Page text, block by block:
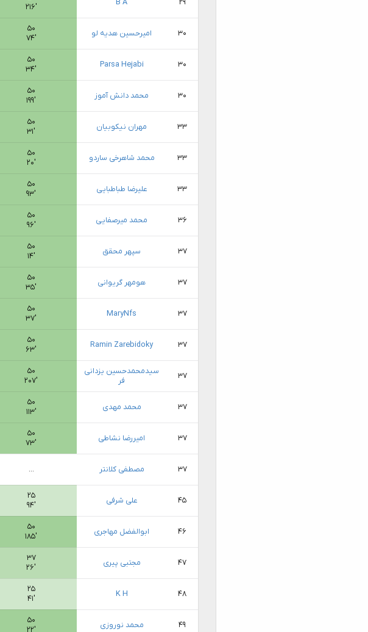
۲۹ B A
۲۱۶′
۳۰ امیرحسین هدیه لو
۵۰
۷۴′
۳۰ Parsa Hejabi
۵۰
۳۴′
۳۰ محمد دانش آموز
۵۰
۱۹۹′
۳۳ مهران نیکوبیان
۵۰
۳۱′
۳۳ محمد شاهرخی ساردو
۵۰
۲۰′
۳۳ علیرضا طباطبایی
۵۰
۹۳′
۳۶ محمد میرصفایی
۵۰
۹۶′
۳۷ سپهر محقق
۵۰
۱۴′
۳۷ هومهر گریوانی
۵۰
۳۵′
۳۷ MaryNfs
۵۰
۳۷′
۳۷ Ramin Zarebidoky
۵۰
۶۳′
۳۷
سیدمحمدحسین یزدانی
فر
۵۰
۲۰۷′
۳۷ محمد مهدی
۵۰
۱۱۳′
۳۷ امیررضا نشاطی
۵۰
۷۳′
۳۷ مصطفی کلانتر ...
۴۵ علی شرفی
۲۵
۹۴′
۴۶ ابوالفضل مهاجری
۵۰
۱۸۵′
۴۷ مجتبی پیری
۳۷
۲۶′
۴۸ K H
۲۵
۴۱′
۴۹ محمد نوروزی
۵۰